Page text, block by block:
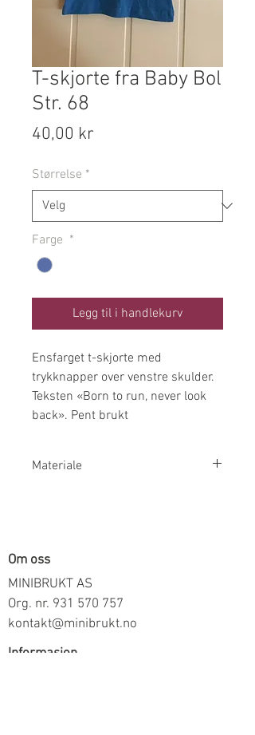
T-skjorte fra Baby Bol
Str. 68
40,00 kr
Størrelse *
Farge *
Legg til i handlekurv
Ensfarget t-skjorte med
trykknapper over venstre skulder.
Teksten «Born to run, never look
back». Pent brukt
Materiale
Om oss
MINIBRUKT AS
Org. nr. 931 570 757
kontakt@minibrukt.no
Informasjon